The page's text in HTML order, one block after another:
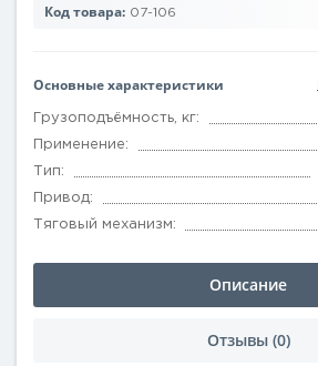
Код товара: 07-106
Основные характеристики
Грузоподъёмность, кг:
Применение:
Тип:
Привод:
Тяговый механизм:
Описание
Отзывы (0)